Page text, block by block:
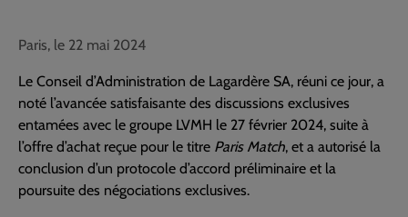
Paris, le 22 mai 2024
Le Conseil d’Administration de Lagardère SA, réuni ce jour, a
noté l’avancée satisfaisante des discussions exclusives
entamées avec le groupe LVMH le 27 février 2024, suite à
l’offre d’achat reçue pour le titre Paris Match, et a autorisé la
conclusion d’un protocole d’accord préliminaire et la
poursuite des négociations exclusives.